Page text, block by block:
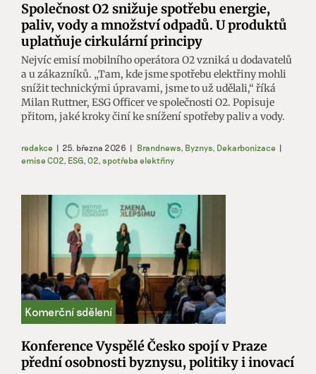
Společnost O2 snižuje spotřebu energie,
paliv, vody a množství odpadů. U produktů
uplatňuje cirkulární principy
Nejvíc emisí mobilního operátora O2 vzniká u dodavatelů
a u zákazníků. „Tam, kde jsme spotřebu elektřiny mohli
snížit technickými úpravami, jsme to už udělali,“ říká
Milan Ruttner, ESG Officer ve společnosti O2. Popisuje
přitom, jaké kroky činí ke snížení spotřeby paliv a vody.
redakce | 25. března 2026 | Brandnews, Byznys, Dekarbonizace |
emise CO2, ESG, O2, spotřeba elektřiny
Konference Vyspělé Česko spojí v Praze
přední osobnosti byznysu, politiky i inovací